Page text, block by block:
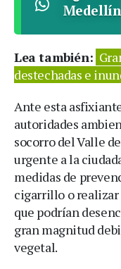
Lea también:
destechadas e
Ante esta
autoridades
socorro del Valle
urgente a la
medidas de
cigarrillo o realizar
que podrían
gran magnitud
vegetal.